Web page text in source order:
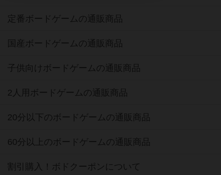
定番ボードゲームの通販商品
国産ボードゲームの通販商品
子供向けボードゲームの通販商品
2人用ボードゲームの通販商品
20分以下のボードゲームの通販商品
60分以上のボードゲームの通販商品
割引購入！ボドクーポンについて